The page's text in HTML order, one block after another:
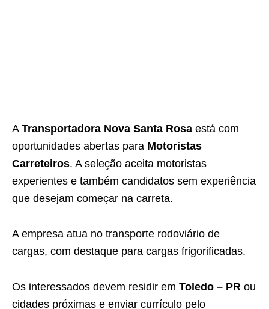
A Transportadora Nova Santa Rosa está com
oportunidades abertas para Motoristas
Carreteiros. A seleção aceita motoristas
experientes e também candidatos sem experiência
que desejam começar na carreta.
A empresa atua no transporte rodoviário de
cargas, com destaque para cargas frigorificadas.
Os interessados devem residir em Toledo – PR ou
cidades próximas e enviar currículo pelo